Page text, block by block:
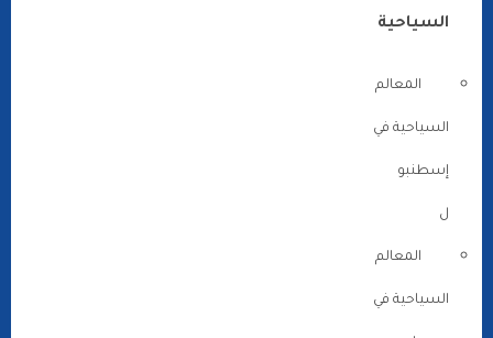
السياحية
المعالم
السياحية في
إسطنبو
ل
المعالم
السياحية في